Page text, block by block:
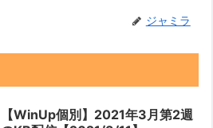
ジャミラ
【WinUp個別】2021年3月第2週